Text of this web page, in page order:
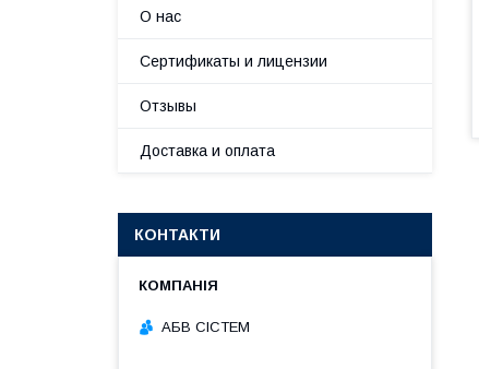
О нас
Сертификаты и лицензии
Отзывы
Доставка и оплата
КОНТАКТИ
АБВ СІСТЕМ